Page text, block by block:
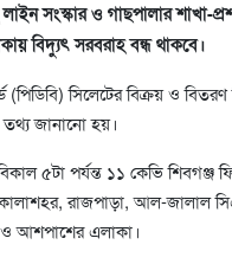
সংস্কার ও গাছপালার শাখা-
বিদ্যুৎ সরবরাহ বন্ধ থাকবে।
(পিডিবি) সিলেটের বিক্রয় ও
তথ্য জানানো হয়।
৫টা পর্যন্ত ১১ কেভি শিবগঞ্জ
রাজপাড়া, আল-জালাল
আশপাশের এলাকা।